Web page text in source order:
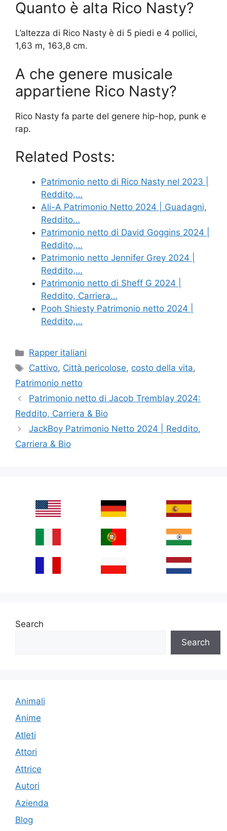
Quanto è alta Rico Nasty?
L’altezza di Rico Nasty è di 5 piedi e 4 pollici,
1,63 m, 163,8 cm.
A che genere musicale
appartiene Rico Nasty?
Rico Nasty fa parte del genere hip-hop, punk e
rap.
Related Posts:
Patrimonio netto di Rico Nasty nel 2023 |
Reddito,…
Ali-A Patrimonio Netto 2024 | Guadagni,
Reddito…
Patrimonio netto di David Goggins 2024 |
Reddito,…
Patrimonio netto Jennifer Grey 2024 |
Reddito,…
Patrimonio netto di Sheff G 2024 |
Reddito, Carriera…
Pooh Shiesty Patrimonio netto 2024 |
Reddito,…
Categories
Rapper italiani
Tags
Cattivo, Città pericolose, costo della vita,
Patrimonio netto
Patrimonio netto di Jacob Tremblay 2024:
Reddito, Carriera & Bio
JackBoy Patrimonio Netto 2024 | Reddito,
Carriera & Bio
Search
Search
Animali
Anime
Atleti
Attori
Attrice
Autori
Azienda
Blog